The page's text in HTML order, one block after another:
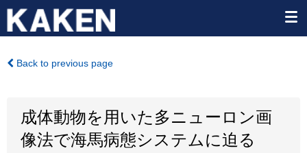
Back to previous page
成体動物を用いた多ニューロン画
像法で海馬病態システムに迫る